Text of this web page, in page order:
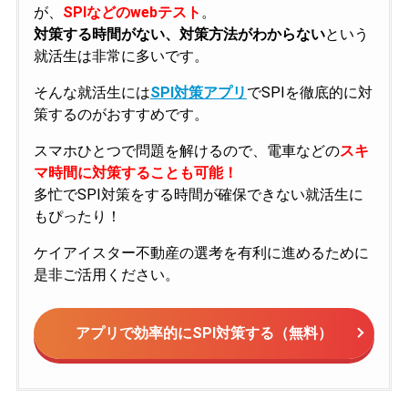
が、 SPIなどのwebテスト 。
対策する時間がない、対策方法がわからないという
就活生は非常に多いです。
そんな就活生にはSPI対策アプリ でSPIを徹底的に対
策するのがおすすめです。
スマホひとつで問題を解けるので、電車などのスキ
マ時間に対策することも可能！
多忙でSPI対策をする時間が確保できない就活生に
もぴったり！
ケイアイスター不動産の選考を有利に進めるために
是非ご活用ください。
アプリで効率的にSPI対策する（無料）